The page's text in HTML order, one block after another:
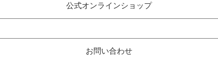
公式オンラインショップ
お問い合わせ